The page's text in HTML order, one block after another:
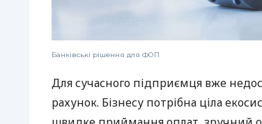
Банківські рішення для ФОП
Для сучасного підприємця вже
рахунок. Бізнесу потрібна ціла